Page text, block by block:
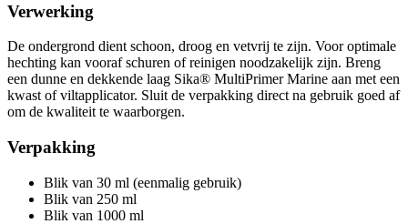
Verwerking
De ondergrond dient schoon, droog en vetvrij te zijn. Voor optimale
hechting kan vooraf schuren of reinigen noodzakelijk zijn. Breng
een dunne en dekkende laag Sika® MultiPrimer Marine aan met een
kwast of viltapplicator. Sluit de verpakking direct na gebruik goed af
om de kwaliteit te waarborgen.
Verpakking
Blik van 30 ml (eenmalig gebruik)
Blik van 250 ml
Blik van 1000 ml